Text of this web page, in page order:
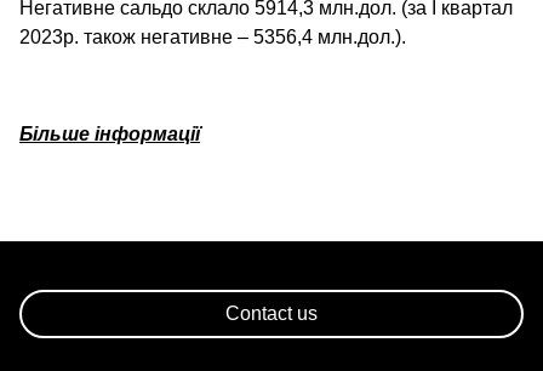
Негативне сальдо склало 5914,3 млн.дол. (за І квартал
2023р. також негативне – 5356,4 млн.дол.).
Більше інформації
Contact us